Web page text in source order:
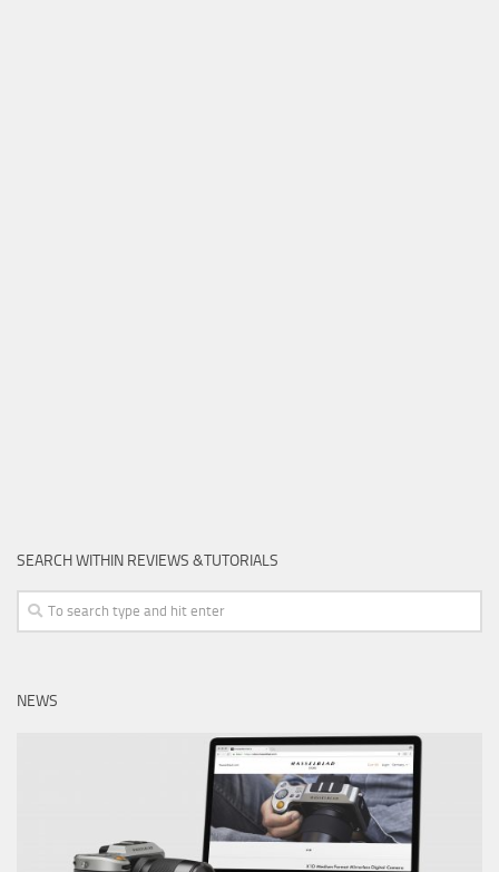
SEARCH WITHIN REVIEWS &TUTORIALS
NEWS